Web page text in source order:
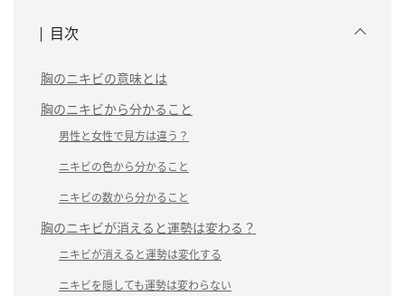
目次
胸のニキビの意味とは
胸のニキビから分かること
男性と女性で見方は違う？
ニキビの色から分かること
ニキビの数から分かること
胸のニキビが消えると運勢は変わる？
ニキビが消えると運勢は変化する
ニキビを隠しても運勢は変わらない